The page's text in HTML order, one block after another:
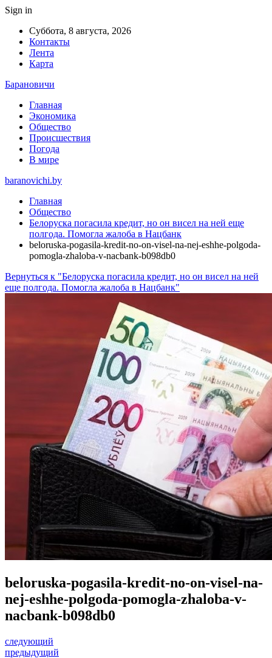
Sign in
Суббота, 8 августа, 2026
Контакты
Лента
Карта
Барановичи
Главная
Экономика
Общество
Происшествия
Погода
В мире
baranovichi.by
Главная
Общество
Белоруска погасила кредит, но он висел на ней еще
полгода. Помогла жалоба в Нацбанк
beloruska-pogasila-kredit-no-on-visel-na-nej-eshhe-polgoda-
pomogla-zhaloba-v-nacbank-b098db0
Вернуться к "Белоруска погасила кредит, но он висел на ней
еще полгода. Помогла жалоба в Нацбанк"
beloruska-pogasila-kredit-no-on-visel-na-
nej-eshhe-polgoda-pomogla-zhaloba-v-
nacbank-b098db0
следующий
предыдущий